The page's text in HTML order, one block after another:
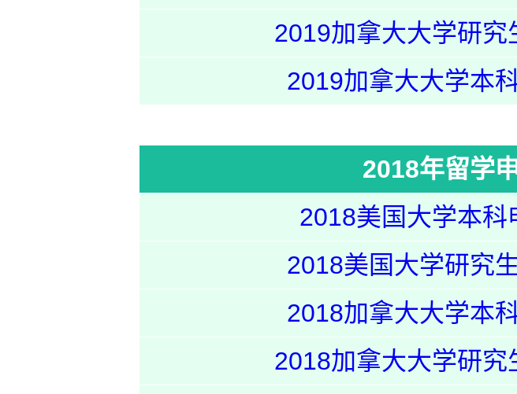
2019加拿大大学研
2019加拿大大学本
2018年留学
2018美国大学本
2018美国大学研究
2018加拿大大学本
2018加拿大大学研